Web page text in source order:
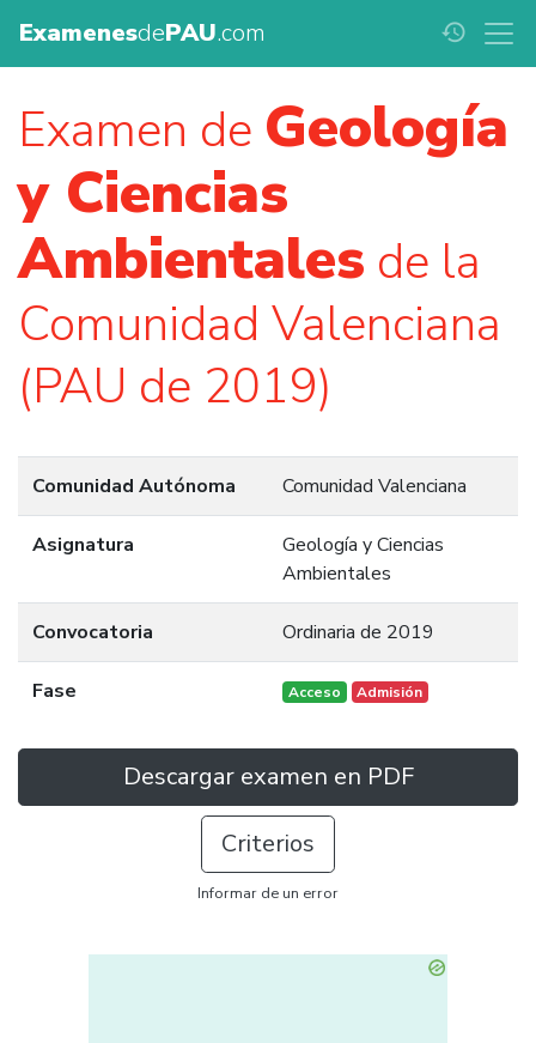
ExamenesdePAU.com history
Examen de Geología
y Ciencias
Ambientales de la
Comunidad Valenciana
(PAU de 2019)
Comunidad Autónoma Comunidad Valenciana
Asignatura
Geología y Ciencias
Ambientales
Convocatoria Ordinaria de 2019
Fase Acceso Admisión
Descargar examen en PDF
Criterios
Informar de un error